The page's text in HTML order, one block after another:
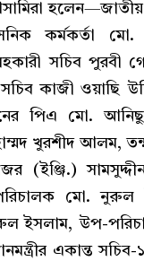
কর্মকর্তা
সচিব পুরবী
কাজী ওয়াছি
পিএ মো.
খুরশীদ আলম,
(ইঞ্জি.)
মো. নুরুল
ইসলাম, উপ-
একান্ত